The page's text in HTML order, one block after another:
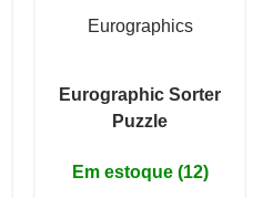
Eurographics
Eurographic Sorter
Puzzle
Em estoque (12)